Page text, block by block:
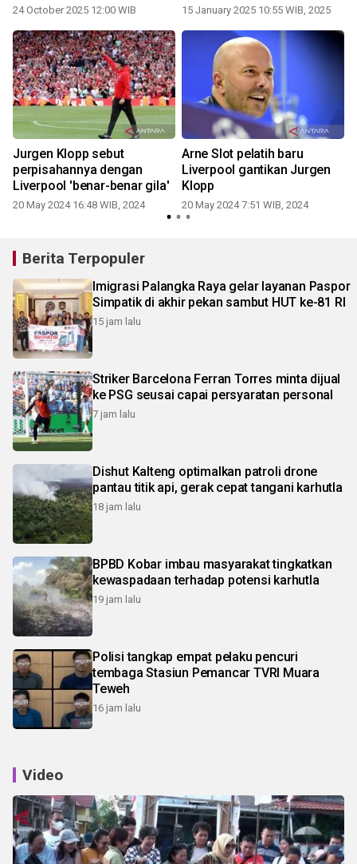
24 October 2025 12:00 WIB Inggris
15 January 2025 10:55 WIB, 2025
Jurgen Klopp sebut
perpisahannya dengan
Liverpool 'benar-benar gila'
20 May 2024 16:48 WIB, 2024
Arne Slot pelatih baru
Liverpool gantikan Jurgen
Klopp
20 May 2024 7:51 WIB, 2024
Berita Terpopuler
Imigrasi Palangka Raya gelar layanan Paspor
Simpatik di akhir pekan sambut HUT ke-81 RI
15 jam lalu
Striker Barcelona Ferran Torres minta dijual
ke PSG seusai capai persyaratan personal
7 jam lalu
Dishut Kalteng optimalkan patroli drone
pantau titik api, gerak cepat tangani karhutla
18 jam lalu
BPBD Kobar imbau masyarakat tingkatkan
kewaspadaan terhadap potensi karhutla
19 jam lalu
Polisi tangkap empat pelaku pencuri
tembaga Stasiun Pemancar TVRI Muara
Teweh
16 jam lalu
Video